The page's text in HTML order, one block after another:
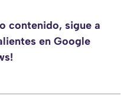
contenido, sigue a
en Google